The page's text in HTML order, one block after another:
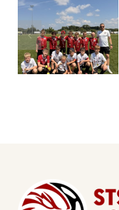
2026-06-21 STS
CUP 2026